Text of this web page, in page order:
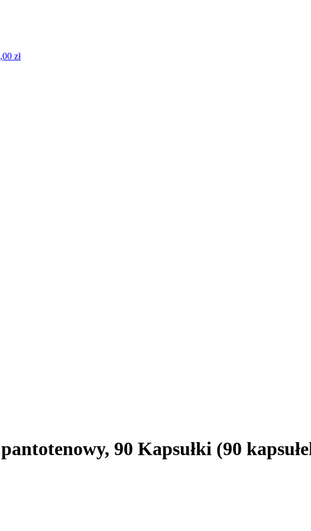
zł
90 Kapsułki (90